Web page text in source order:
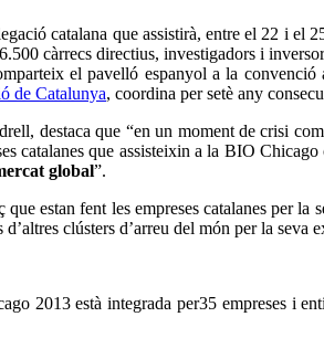
catalana que assistirà, entre el 22 i el
càrrecs directius, investigadors i
el pavelló espanyol a la convenció
de Catalunya, coordina per setè any
destaca que “en un moment de crisi
catalanes que assisteixin a la BIO
global”.
estan fent les empreses catalanes per
clústers d’arreu del món per la seva
2013 està integrada per35 empreses i